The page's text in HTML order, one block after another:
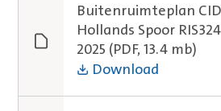
Buitenruimteplan
Hollands Spoor
2025 (PDF, 13.4 mb)
Download